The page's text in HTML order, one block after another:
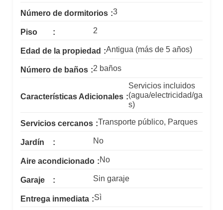
Número de dormitorios 3
Piso 2
Edad de la propiedad Antigua (más de 5 años)
Número de baños 2 baños
Características Adicionales
Servicios incluidos
(agua/electricidad/ga
s)
Servicios cercanos Transporte público, Parques
Jardín No
Aire acondicionado No
Garaje Sin garaje
Entrega inmediata Sì